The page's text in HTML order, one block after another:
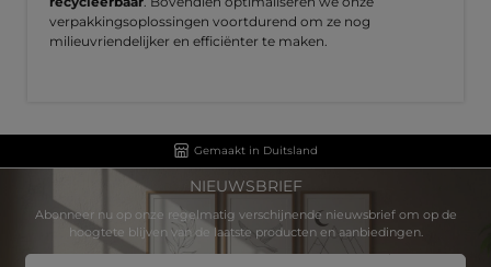
verpakkingsoplossingen voortdurend om ze nog
milieuvriendelijker en efficiënter te maken.
Gemaakt in Duitsland
NIEUWSBRIEF
Abonneer nu op onze regelmatig verschijnende nieuwsbrief om op de
hoogtete blijven van de laatste producten en aanbiedingen.